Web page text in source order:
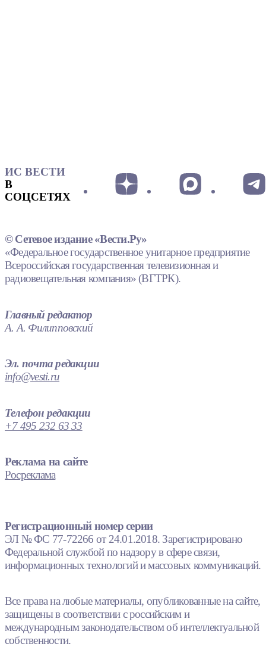
ИС ВЕСТИ
В
СОЦСЕТЯХ
© Сетевое издание «Вести.Ру»
«Федеральное государственное унитарное предприятие
Всероссийская государственная телевизионная и
радиовещательная компания» (ВГТРК).
Главный редактор
А. А. Филипповский
Эл. почта редакции
info@vesti.ru
Телефон редакции
+7 495 232 63 33
Реклама на сайте
Росреклама
Регистрационный номер серии
ЭЛ № ФС 77-72266 от 24.01.2018. Зарегистрировано
Федеральной службой по надзору в сфере связи,
информационных технологий и массовых коммуникаций.
Все права на любые материалы, опубликованные на сайте,
защищены в соответствии с российским и
международным законодательством об интеллектуальной
собственности.